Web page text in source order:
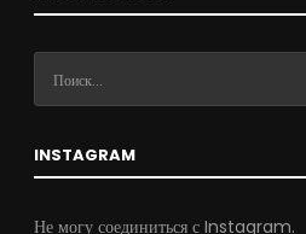
INSTAGRAM
Не могу соединиться с Instagram.